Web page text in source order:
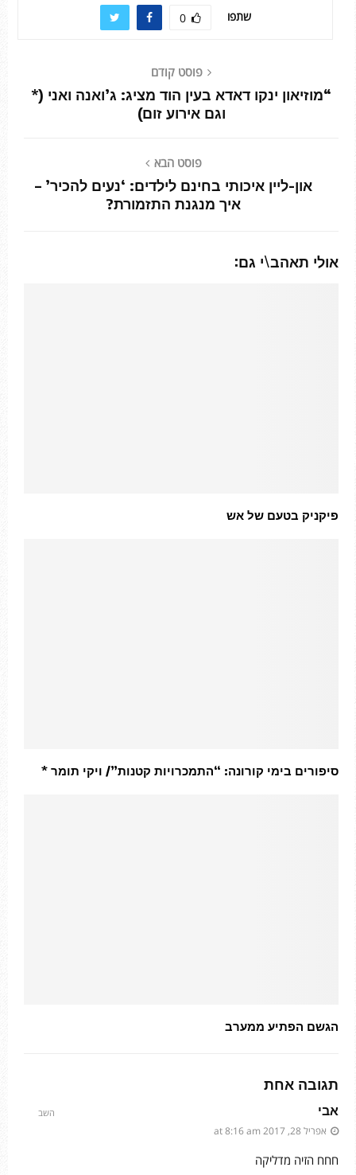
שתפו 0
פוסט קודם
“מוזיאון ינקו דאדא בעין הוד מציג: ג’ואנה ואני (*
וגם אירוע זום)
פוסט הבא
און-ליין איכותי בחינם לילדים: ‘נעים להכיר’ –
איך מנגנת התזמורת?
אולי תאהב\י גם:
פיקניק בטעם של אש
סיפורים בימי קורונה: “התמכרויות קטנות”/ ויקי תומר *
הגשם הפתיע ממערב
תגובה אחת
אבי
אפריל 28, 2017 at 8:16 am
חחח הזיה מדליקה
השב